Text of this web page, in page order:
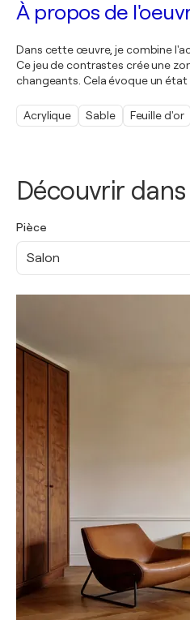
Découvrir
Pièce
Salon
À propos de
Dans cette œuvre, je combine
Ce jeu de contrastes crée une
changeants. Cela évoque un
Acrylique Sable Feuille d'or